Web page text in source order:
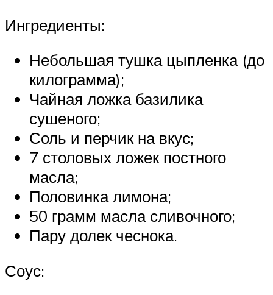
Ингредиенты:
Небольшая тушка цыпленка (до
килограмма);
Чайная ложка базилика
сушеного;
Соль и перчик на вкус;
7 столовых ложек постного
масла;
Половинка лимона;
50 грамм масла сливочного;
Пару долек чеснока.
Соус: